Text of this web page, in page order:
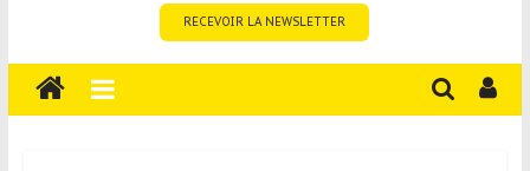
Tourisme
est
RECEVOIR LA NEWSLETTER